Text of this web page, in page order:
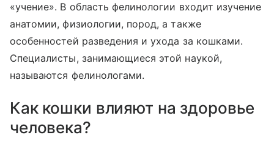
«учение». В область фелинологии входит изучение
анатомии, физиологии, пород, а также
особенностей разведения и ухода за кошками.
Специалисты, занимающиеся этой наукой,
называются фелинологами.
Как кошки влияют на здоровье
человека?